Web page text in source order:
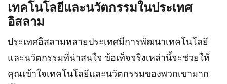
เทคโนโลยีและนวัตกรรมในประเทศ
อิสลาม
ประเทศอิสลามหลายประเทศมีการพัฒนาเทคโนโลยี
และนวัตกรรมที่น่าสนใจ ข้อเท็จจริงเหล่านี้จะช่วยให้
คุณเข้าใจเทคโนโลยีและนวัตกรรมของพวกเขามาก